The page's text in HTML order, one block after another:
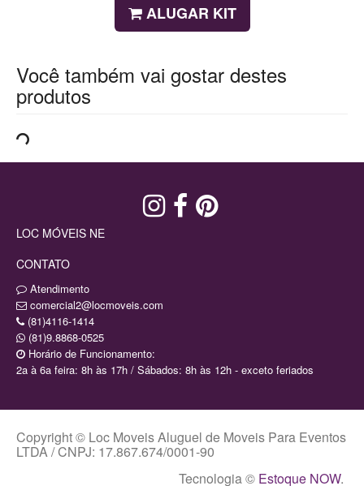
ALUGAR KIT
Você também vai gostar destes
produtos
LOC MÓVEIS NE
CONTATO
Atendimento
comercial2@locmoveis.com
(81)4116-1414
(81)9.8868-0525
Horário de Funcionamento:
2a à 6a feira: 8h às 17h / Sábados: 8h às 12h - exceto feriados
Copyright © Loc Moveis Aluguel de Moveis Para Eventos
LTDA / CNPJ: 17.867.674/0001-90
Tecnologia © Estoque NOW.